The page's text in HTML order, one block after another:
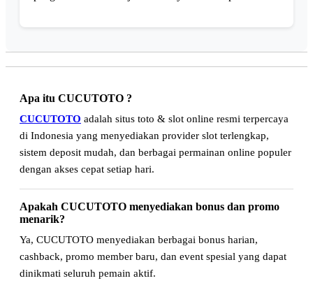
Apa itu CUCUTOTO ?
CUCUTOTO adalah situs toto & slot online resmi terpercaya
di Indonesia yang menyediakan provider slot terlengkap,
sistem deposit mudah, dan berbagai permainan online populer
dengan akses cepat setiap hari.
Apakah CUCUTOTO menyediakan bonus dan promo
menarik?
Ya, CUCUTOTO menyediakan berbagai bonus harian,
cashback, promo member baru, dan event spesial yang dapat
dinikmati seluruh pemain aktif.